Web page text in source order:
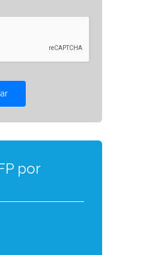
por